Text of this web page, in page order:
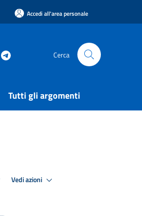
Accedi all'area personale
Cerca
Tutti gli argomenti
Vedi azioni